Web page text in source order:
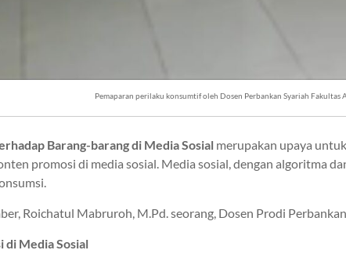
Pemaparan perilaku konsumtif oleh Dosen Perbankan Syariah Fakultas
Barang-barang di Media Sosial merupakan upaya
promosi di media sosial. Media sosial, dengan algoritma
Roichatul Mabruroh, M.Pd. seorang, Dosen Prodi
di Media Sosial